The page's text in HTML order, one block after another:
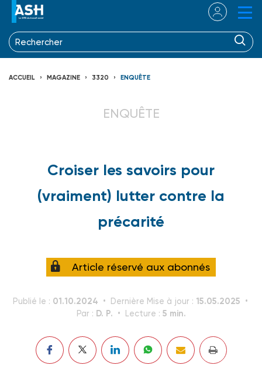
ACCUEIL MAGAZINE 3320 ENQUÊTE
ENQUÊTE
Croiser les savoirs pour
(vraiment) lutter contre la
précarité
Article réservé aux abonnés
Publié le : 01.10.2024 Dernière Mise à jour : 15.05.2025
Par : D. P. Lecture : 5 min.